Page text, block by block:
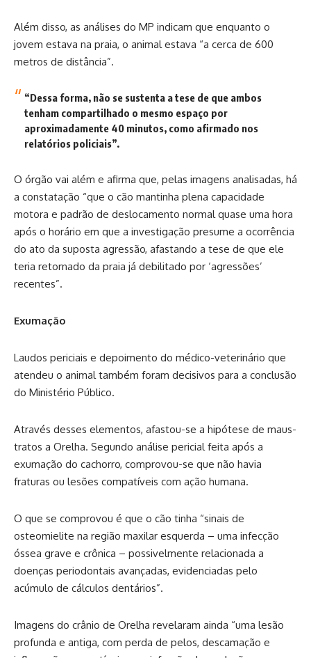
Além disso, as análises do MP indicam que enquanto o
jovem estava na praia, o animal estava “a cerca de 600
metros de distância”.
“Dessa forma, não se sustenta a tese de que ambos
tenham compartilhado o mesmo espaço por
aproximadamente 40 minutos, como afirmado nos
relatórios policiais”.
O órgão vai além e afirma que, pelas imagens analisadas, há
a constatação “que o cão mantinha plena capacidade
motora e padrão de deslocamento normal quase uma hora
após o horário em que a investigação presume a ocorrência
do ato da suposta agressão, afastando a tese de que ele
teria retornado da praia já debilitado por ‘agressões’
recentes”.
Exumação
Laudos periciais e depoimento do médico-veterinário que
atendeu o animal também foram decisivos para a conclusão
do Ministério Público.
Através desses elementos, afastou-se a hipótese de maus-
tratos a Orelha. Segundo análise pericial feita após a
exumação do cachorro, comprovou-se que não havia
fraturas ou lesões compatíveis com ação humana.
O que se comprovou é que o cão tinha “sinais de
osteomielite na região maxilar esquerda – uma infecção
óssea grave e crônica – possivelmente relacionada a
doenças periodontais avançadas, evidenciadas pelo
acúmulo de cálculos dentários”.
Imagens do crânio de Orelha revelaram ainda “uma lesão
profunda e antiga, com perda de pelos, descamação e